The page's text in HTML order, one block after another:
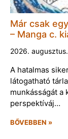
Már csak
– Manga c.
2026.
A hatalmas
látogatható
munkásságát a
perspektíváj…
BŐVEBBEN »